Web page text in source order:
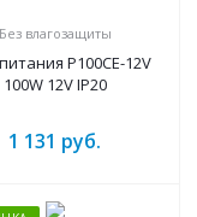
Без влагозащиты
P100CE-12V
100W 12V IP20
1 131 руб.